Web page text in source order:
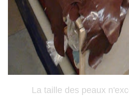
La taille des peaux